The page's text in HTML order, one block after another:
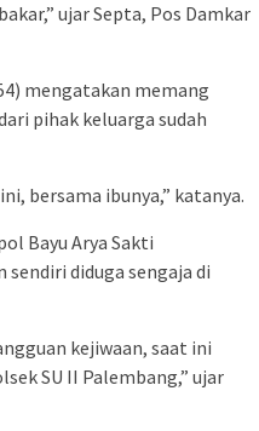
ujar Septa, Pos Damkar
mengatakan memang
pihak keluarga sudah
bersama ibunya,” katanya.
Bayu Arya Sakti
diduga sengaja di
kejiwaan, saat ini
SU II Palembang,” ujar